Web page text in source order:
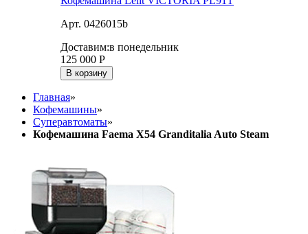
Арт. 0426015b
Доставим:в понедельник
125 000 Р
В корзину
Главная»
Кофемашины»
Суперавтоматы»
Кофемашина Faema X54 Granditalia Auto Steam